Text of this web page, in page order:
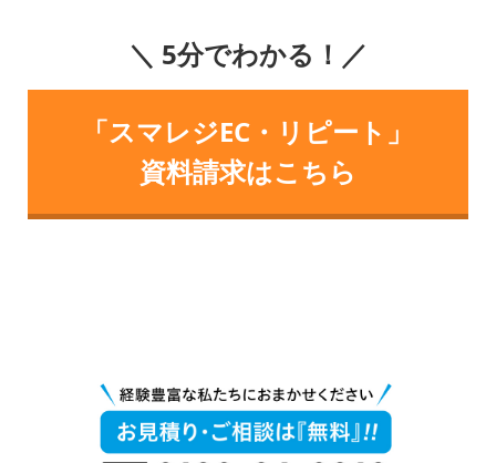
＼ 5分でわかる！／
「スマレジEC・リピート」
資料請求はこちら